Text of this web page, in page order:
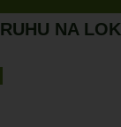
NA